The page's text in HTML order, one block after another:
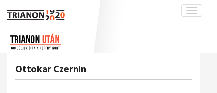
Toggle
interpretációk
Ottokar Czernin